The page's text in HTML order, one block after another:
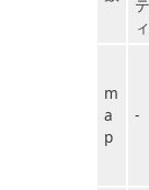
テ
ィ
m
a
p
-